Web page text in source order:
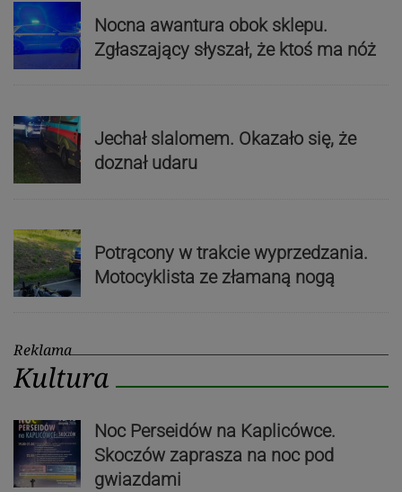
Nocna awantura obok sklepu.
Zgłaszający słyszał, że ktoś ma nóż
Jechał slalomem. Okazało się, że
doznał udaru
Potrącony w trakcie wyprzedzania.
Motocyklista ze złamaną nogą
Reklama
Kultura
Noc Perseidów na Kaplicówce.
Skoczów zaprasza na noc pod
gwiazdami